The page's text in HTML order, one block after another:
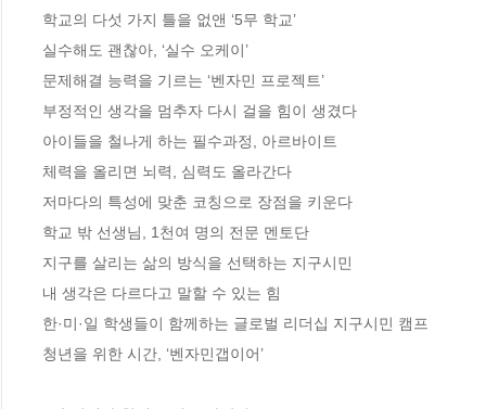
학교의 다섯 가지 틀을 없앤 ‘5무 학교’
실수해도 괜찮아, ‘실수 오케이’
문제해결 능력을 기르는 ‘벤자민 프로젝트’
부정적인 생각을 멈추자 다시 걸을 힘이 생겼다
아이들을 철나게 하는 필수과정, 아르바이트
체력을 올리면 뇌력, 심력도 올라간다
저마다의 특성에 맞춘 코칭으로 장점을 키운다
학교 밖 선생님, 1천여 명의 전문 멘토단
지구를 살리는 삶의 방식을 선택하는 지구시민
내 생각은 다르다고 말할 수 있는 힘
한·미·일 학생들이 함께하는 글로벌 리더십 지구시민 캠프
청년을 위한 시간, ‘벤자민갭이어’